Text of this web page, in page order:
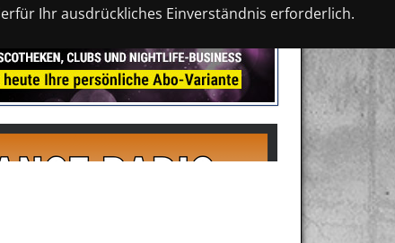
Ihr ausdrückliches Einverständnis erforderlich.